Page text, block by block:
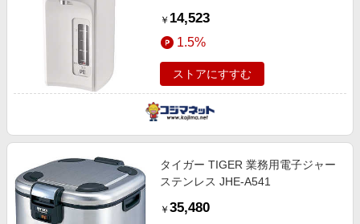
金融・マネー・保険
デジタルコンテンツ
ビジネス・その他サービス
Samsung ボーナスキャンペーン
週末の高還元 夏の長期版
￥ 14,523
1.5%
ストアにすすむ
タイガー TIGER 業務用電子ジャー
ステンレス JHE-A541
￥ 35,480